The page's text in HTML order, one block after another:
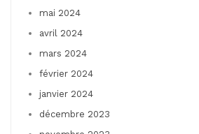
mai 2024
avril 2024
mars 2024
février 2024
janvier 2024
décembre 2023